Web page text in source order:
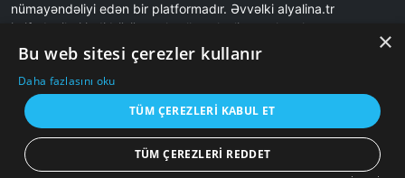
nümayəndəliyi edən bir platformadır. Əvvəlki alyalina.tr
istifadəçiləri indi bütün məhsulları alyalina.az kataloq
səhifəsindən nəzərdən keçirə bilərlər. Ən son qiymətlər və
şəkillər üçün Alyalina.tr-yə səbətə əlavə etmə əməliyyatı ilə
yönləndirilirsiniz.Saytımız birbaşa satış etmir.Saytımız Məhsul
Şəkilləri məzmunları və məhsul çatdırılması ilə bağlı məsuliyyət
qəbul etmir.
×
Bu web sitesi çerezler kullanır
Daha fazlasını oku
TÜM ÇEREZLERI KABUL ET
TÜM ÇEREZLERI REDDET